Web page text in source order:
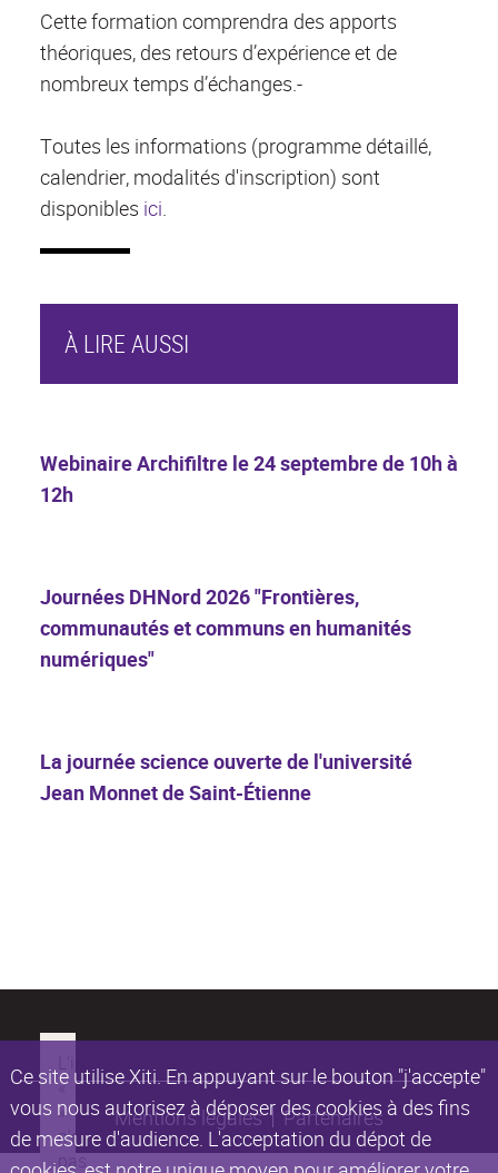
Ce site utilise Xiti. En appuyant sur le bouton "j'accepte"
vous nous autorisez à déposer des cookies à des fins
de mesure d'audience. L'acceptation du dépot de
Cette formation comprendra des apports
théoriques, des retours d’expérience et de
nombreux temps d’échanges.-
Toutes les informations (programme détaillé,
calendrier, modalités d'inscription) sont
disponibles ici.
À LIRE AUSSI
Webinaire Archifiltre le 24 septembre de 10h à
12h
Journées DHNord 2026 "Frontières,
communautés et communs en humanités
numériques"
La journée science ouverte de l'université
Jean Monnet de Saint-Étienne
Mentions légales Partenaires